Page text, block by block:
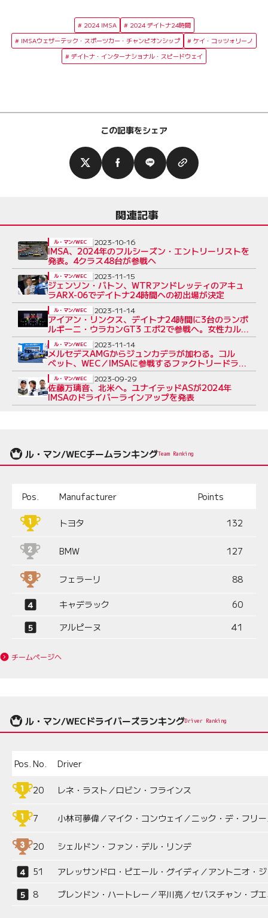
2024 IMSA
2024 デイトナ24時間
IMSAウェザーテック・スポーツカー・チャンピオンシップ
ケイ・コッツォリーノ
デイトナ・インターナショナル・スピードウェイ
この記事をシェア
関連記事
IMSA、2024年のフルシーズン・エントリーリストを
発表。4クラス48台が参戦へ
ル・マン/WEC 2023-10-16
ジェンソン・バトン、WTRアンドレッティのアキュ
ラARX-06でデイトナ24時間への初出場が決定
ル・マン/WEC 2023-11-15
アイアン・リンクス、デイトナ24時間に3台のランボ
ルギーニ・ウラカンGT3 エボ2で参戦へ。女性カル
テットも
ル・マン/WEC 2023-11-14
メルセデスAMGからジュンカデラが加わる。コル
ベット、WEC／IMSAに参戦するファクトリードライ
バーを発表
ル・マン/WEC 2023-11-14
佐藤万璃音、北米へ。ユナイテッドASが2024年
IMSAのドライバーラインアップを発表
ル・マン/WEC 2023-09-29
ル・マン/WECチームランキングTeam Ranking
Pos. Manufacturer Points
トヨタ 132
BMW 127
フェラーリ 88
キャデラック
60
アルピーヌ
41
チームページへ
ル・マン/WECドライバーズランキングDriver Ranking
Pos. No. Driver
20 レネ・ラスト／ロビン・フラインス
7 小林可夢偉／マイク・コンウェイ／ニック・デ・フリ
20 シェルドン・ファン・デル・リンデ
51
アレッサンドロ・ピエール・グイディ／アントニオ・
8
ブレンドン・ハートレー／平川亮／セバスチャン・ブ